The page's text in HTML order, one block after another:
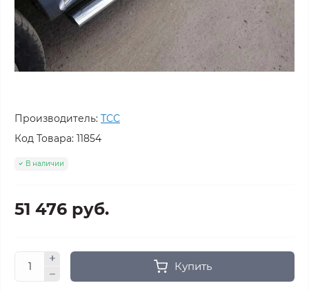
Производитель: ТСС
Код Товара: 11854
В наличии
51 476 руб.
Купить